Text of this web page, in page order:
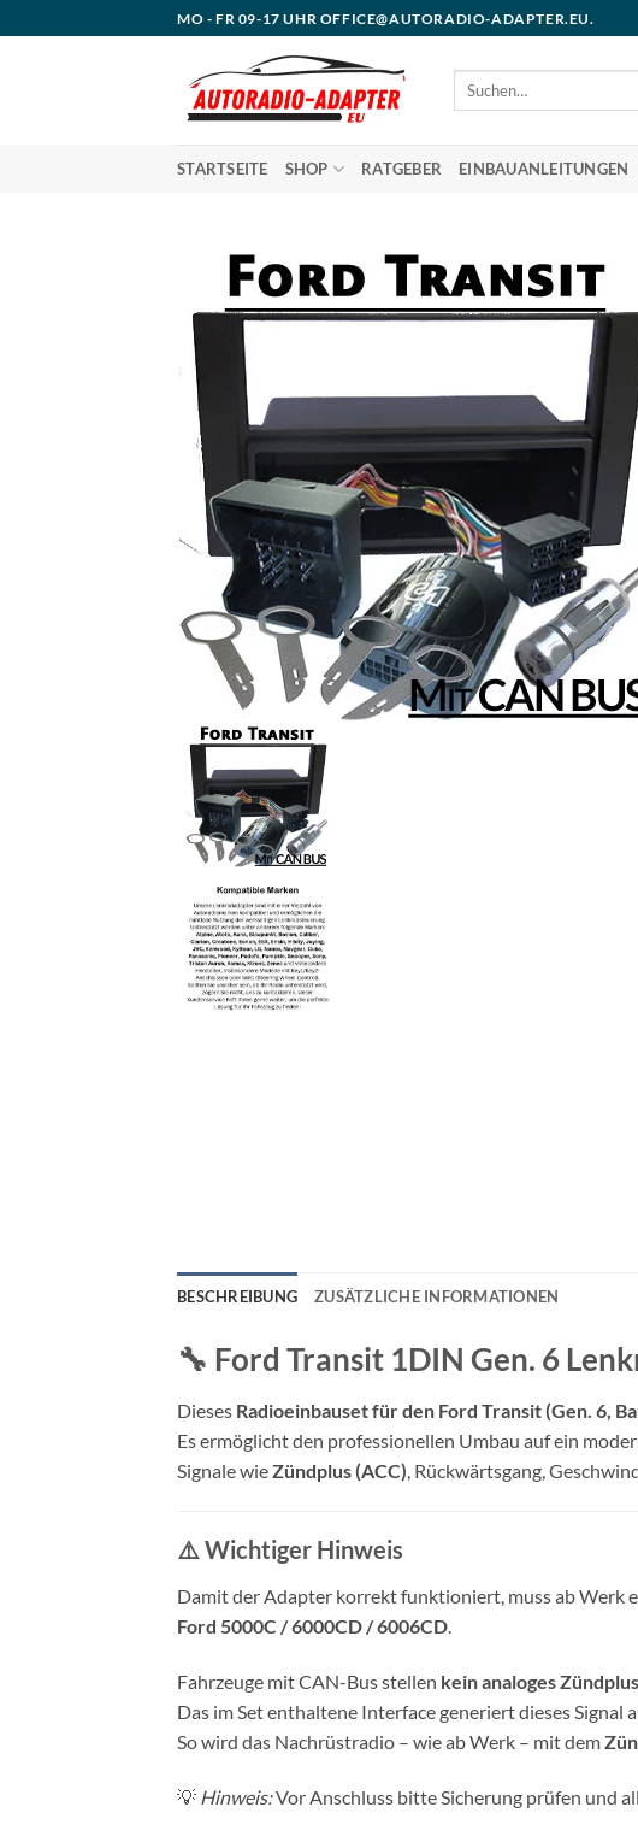
Inhalt
MO - FR 09-17 UHR OFFICE@AUTORADIO-ADAPTER.EU.
Suchen
STARTSEITE SHOP RATGEBER EINBAUANLEITUNGEN
BESCHREIBUNG ZUSÄTZLICHE INFORMATIONEN
🔧 Ford Transit 1DIN Gen. 6
Dieses Radioeinbauset für den Ford Transit (Gen. 6,
Es ermöglicht den professionellen Umbau auf ein
Signale wieZündplus (ACC), Rückwärtsgang,
⚠️ Wichtiger Hinweis
Damit der Adapter korrekt funktioniert, muss ab Werk
Ford 5000C / 6000CD / 6006CD.
Fahrzeuge mit CAN-Bus stellen kein analoges
Das im Set enthaltene Interface generiert dieses Signal
So wird das Nachrüstradio – wie ab Werk – mit dem
💡 Hinweis:Vor Anschluss bitte Sicherung prüfen und